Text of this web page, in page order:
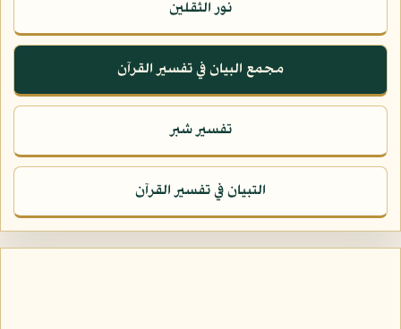
نور الثقلين
مجمع البيان في تفسير القرآن
تفسير شبر
التبيان في تفسير القرآن